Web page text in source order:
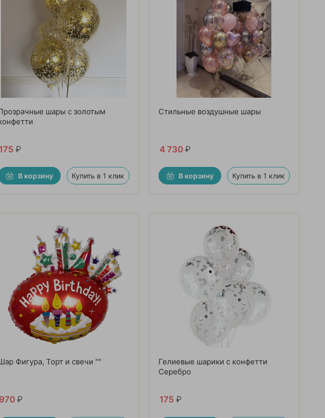
шары с золотым
175 ₽
В корзину Купить в 1 клик
Стильные воздушные шары
4 730 ₽
В корзину Купить в 1 клик
Фигура, Торт и свечи ""
970 ₽
Гелиевые шарики с конфетти
Серебро
175 ₽